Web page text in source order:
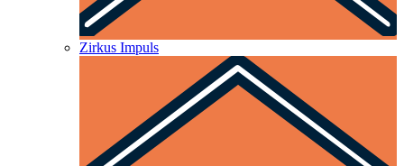
Zirkus Impuls